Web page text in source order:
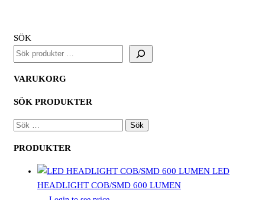
SÖK
VARUKORG
SÖK PRODUKTER
SÖK
PRODUKTER
LED
HEADLIGHT COB/SMD 600 LUMEN